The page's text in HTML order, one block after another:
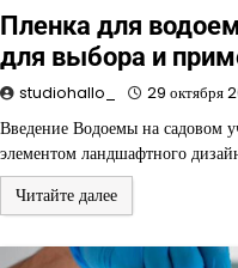
Пленка для
для выбора и
studiohallo_ 29 октября
Введение Водоемы на садовом
элементом ландшафтного
Читайте далее